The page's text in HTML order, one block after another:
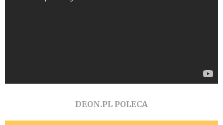
DEON.PL POLECA